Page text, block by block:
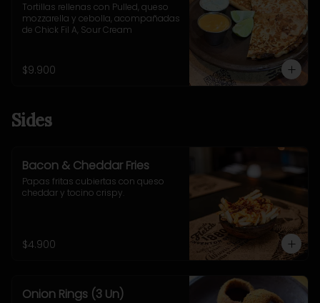
Tortillas rellenas con Pulled, queso
mozzarella y cebolla, acompañadas
de Chick Fil A, Sour Cream
$9.900
Sides
Bacon & Cheddar Fries
Papas fritas cubiertas con queso
cheddar y tocino crispy.
$4.900
Onion Rings (3 Un)